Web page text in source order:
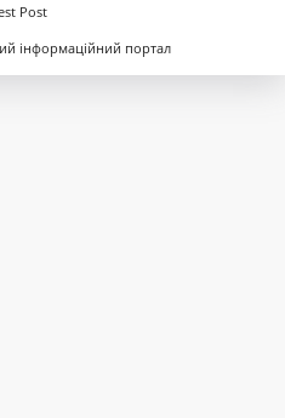
Post
інформаційний портал